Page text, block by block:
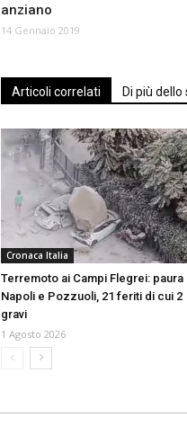
anziano
14 Gennaio 2019
Articoli correlati Di più
Cronaca Italia
Terremoto ai Campi Flegrei: paura
Napoli e Pozzuoli, 21 feriti di cui 2
gravi
1 Agosto 2026